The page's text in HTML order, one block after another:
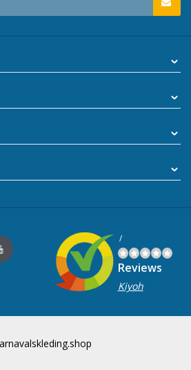
/
Reviews
Kiyoh